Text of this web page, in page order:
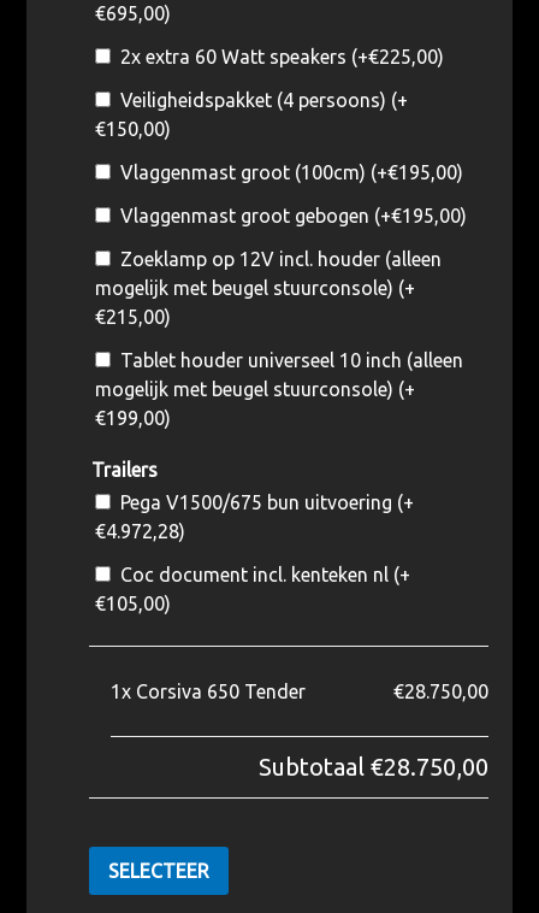
€695,00)
2x extra 60 Watt speakers (+€225,00)
Veiligheidspakket (4 persoons) (+
€150,00)
Vlaggenmast groot (100cm) (+€195,00)
Vlaggenmast groot gebogen (+€195,00)
Zoeklamp op 12V incl. houder (alleen
mogelijk met beugel stuurconsole) (+
€215,00)
Tablet houder universeel 10 inch (alleen
mogelijk met beugel stuurconsole) (+
€199,00)
Trailers
Pega V1500/675 bun uitvoering (+
€4.972,28)
Coc document incl. kenteken nl (+
€105,00)
1x Corsiva 650 Tender €28.750,00
Subtotaal €28.750,00
SELECTEER